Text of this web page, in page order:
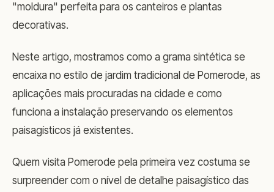
"moldura" perfeita para os canteiros e plantas
decorativas.
Neste artigo, mostramos como a grama sintética se
encaixa no estilo de jardim tradicional de Pomerode, as
aplicações mais procuradas na cidade e como
funciona a instalação preservando os elementos
paisagísticos já existentes.
Quem visita Pomerode pela primeira vez costuma se
surpreender com o nível de detalhe paisagístico das